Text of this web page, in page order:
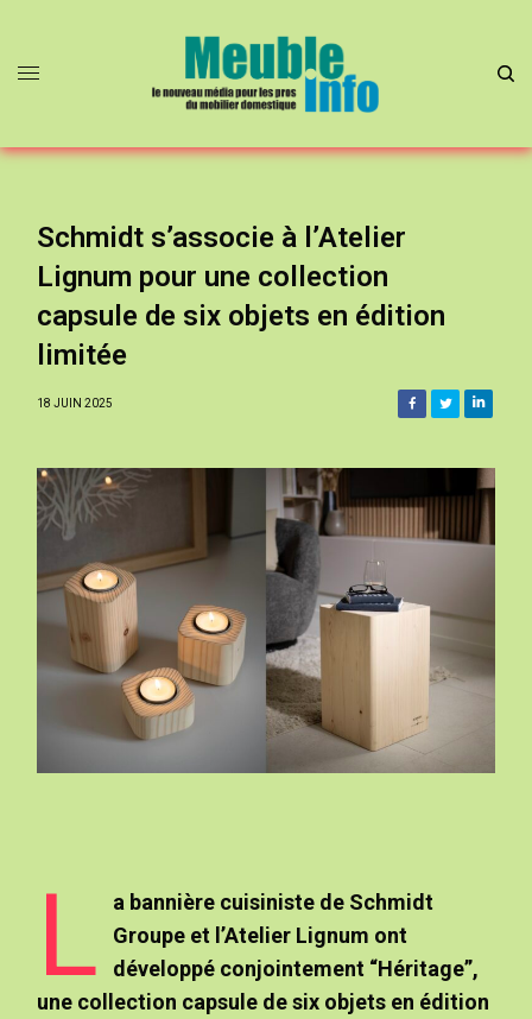
Schmidt s’associe à l’Atelier
Lignum pour une collection
capsule de six objets en édition
limitée
18 JUIN 2025
L
a bannière cuisiniste de Schmidt
Groupe et l’Atelier Lignum ont
développé conjointement “Héritage”,
une collection capsule de six objets en édition